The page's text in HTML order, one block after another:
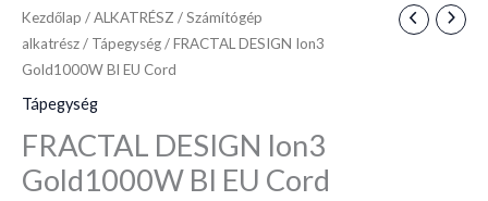
Kezdőlap /ALKATRÉSZ /Számítógép
alkatrész/ Tápegység/ FRACTAL DESIGN Ion3
Gold1000W Bl EU Cord
Tápegység
FRACTAL DESIGN Ion3
Gold1000W Bl EU Cord
Ion3
Gold1000W
Bl
EU
Cord
mennyiség